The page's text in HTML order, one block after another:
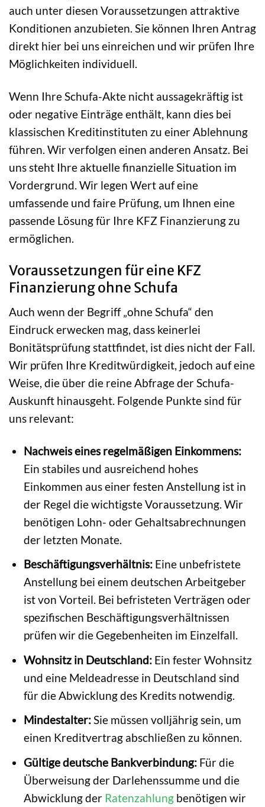
auch unter diesen Voraussetzungen attraktive
Konditionen anzubieten. Sie können Ihren Antrag
direkt hier bei uns einreichen und wir prüfen Ihre
Möglichkeiten individuell.
Wenn Ihre Schufa-Akte nicht aussagekräftig ist
oder negative Einträge enthält, kann dies bei
klassischen Kreditinstituten zu einer Ablehnung
führen. Wir verfolgen einen anderen Ansatz. Bei
uns steht Ihre aktuelle finanzielle Situation im
Vordergrund. Wir legen Wert auf eine
umfassende und faire Prüfung, um Ihnen eine
passende Lösung für Ihre KFZ Finanzierung zu
ermöglichen.
Voraussetzungen für eine KFZ
Finanzierung ohne Schufa
Auch wenn der Begriff „ohne Schufa“ den
Eindruck erwecken mag, dass keinerlei
Bonitätsprüfung stattfindet, ist dies nicht der Fall.
Wir prüfen Ihre Kreditwürdigkeit, jedoch auf eine
Weise, die über die reine Abfrage der Schufa-
Auskunft hinausgeht. Folgende Punkte sind für
uns relevant:
Nachweis eines regelmäßigen Einkommens:
Ein stabiles und ausreichend hohes
Einkommen aus einer festen Anstellung ist in
der Regel die wichtigste Voraussetzung. Wir
benötigen Lohn- oder Gehaltsabrechnungen
der letzten Monate.
Beschäftigungsverhältnis:Eine unbefristete
Anstellung bei einem deutschen Arbeitgeber
ist von Vorteil. Bei befristeten Verträgen oder
spezifischen Beschäftigungsverhältnissen
prüfen wir die Gegebenheiten im Einzelfall.
Wohnsitz in Deutschland:Ein fester Wohnsitz
und eine Meldeadresse in Deutschland sind
für die Abwicklung des Kredits notwendig.
Mindestalter:Sie müssen volljährig sein, um
einen Kreditvertrag abschließen zu können.
Gültige deutsche Bankverbindung:Für die
Überweisung der Darlehenssumme und die
Abwicklung der Ratenzahlungbenötigen wir